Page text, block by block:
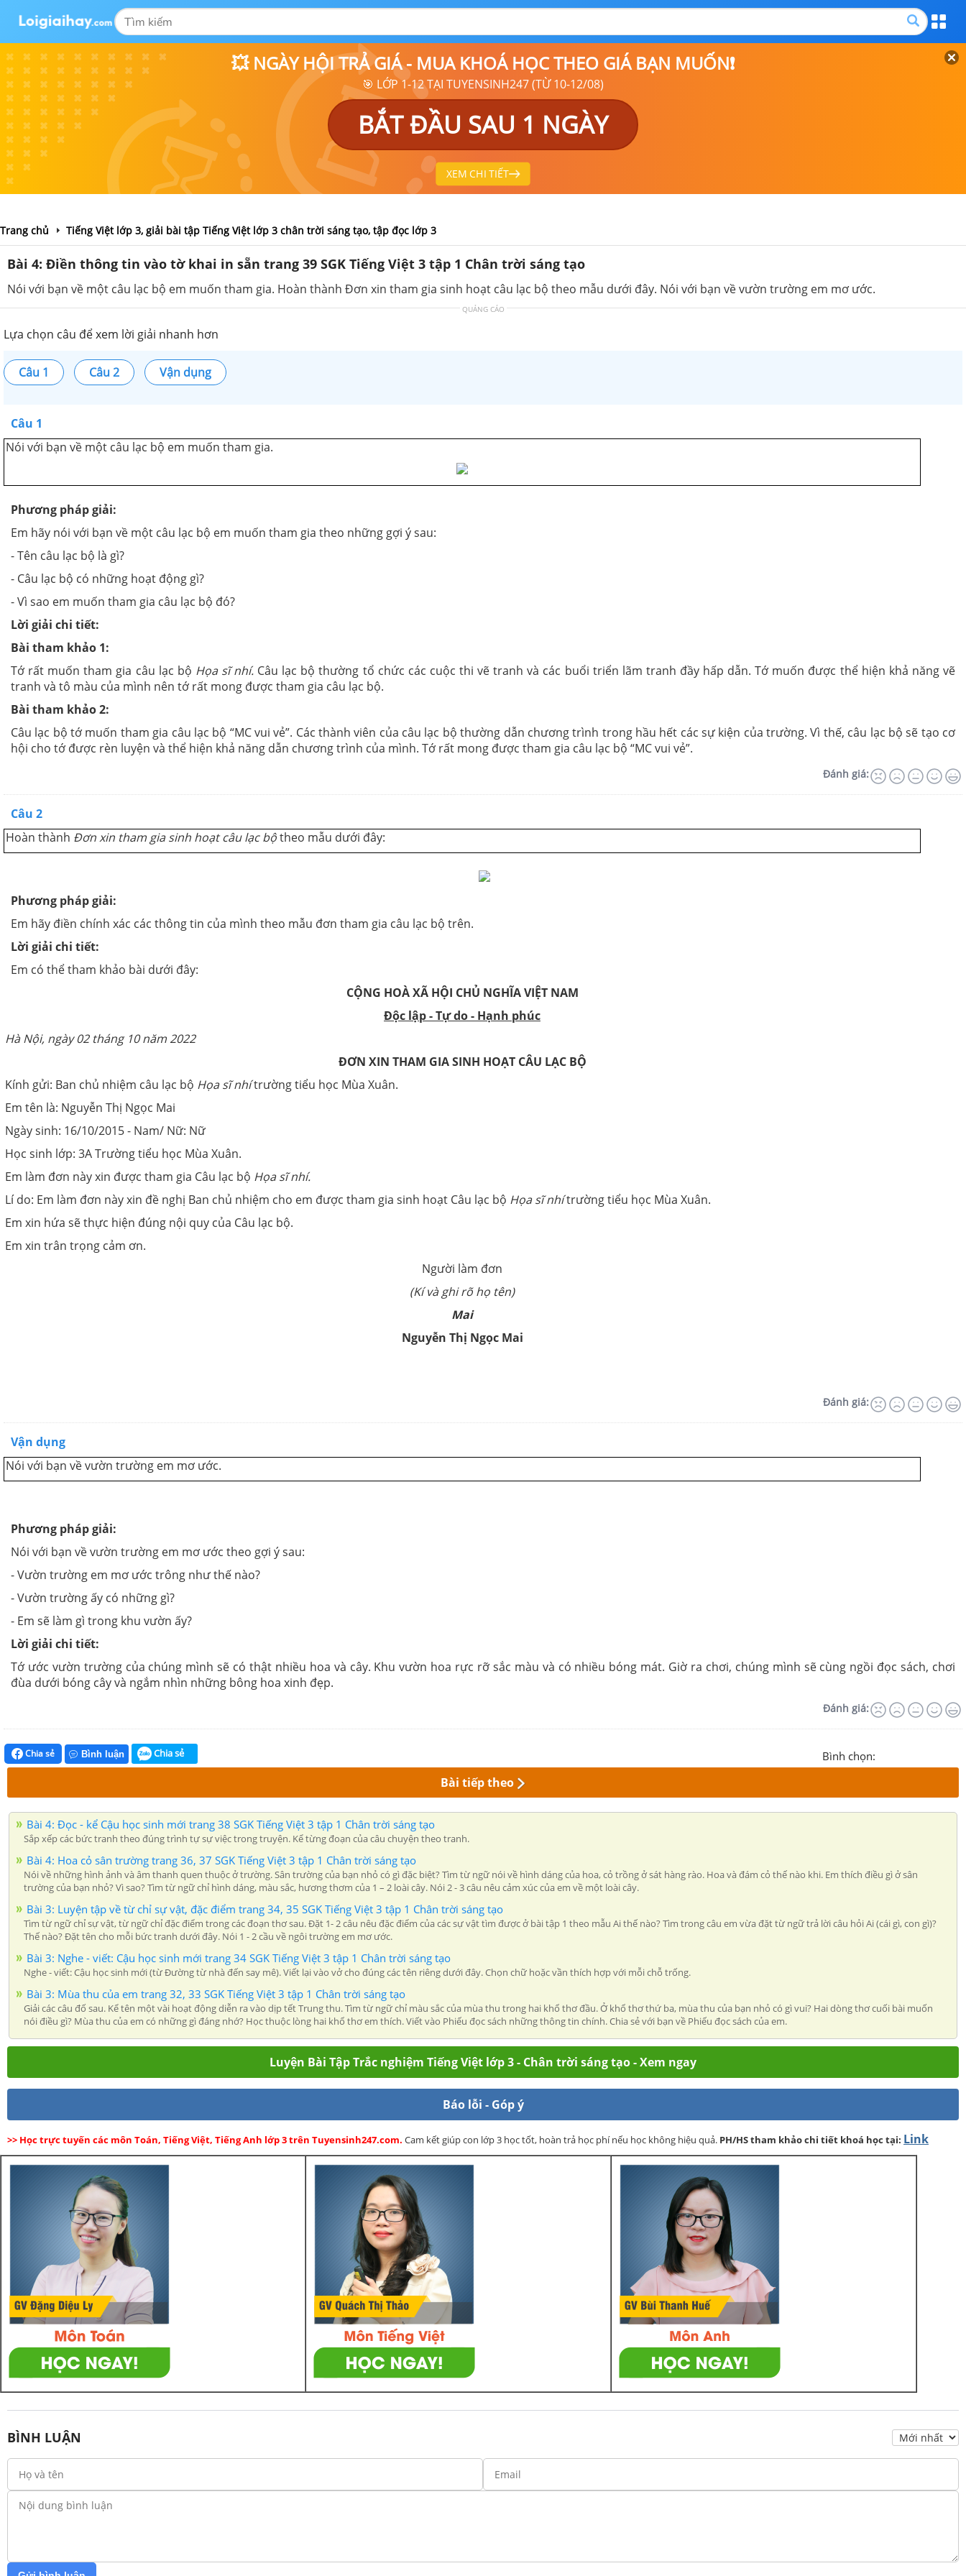
💥 NGÀY HỘI TRẢ GIÁ - MUA KHOÁ HỌC THEO GIÁ BẠN MUỐN❗
🎯 LỚP 1-12 TẠI TUYENSINH247 (TỪ 10-12/08)
BẮT ĐẦU SAU 1 NGÀY
XEM CHI TIẾT
Trang chủ Tiếng Việt lớp 3, giải bài tập Tiếng Việt lớp 3 chân trời sáng tạo, tập đọc lớp 3
Bài 4: Điền thông tin vào tờ khai in sẵn trang 39 SGK Tiếng Việt 3 tập 1 Chân trời sáng tạo
Nói với bạn về một câu lạc bộ em muốn tham gia. Hoàn thành Đơn xin tham gia sinh hoạt câu lạc bộ theo mẫu dưới đây. Nói với bạn về vườn trường em mơ ước.
QUẢNG CÁO
Lựa chọn câu để xem lời giải nhanh hơn
Câu 1 Câu 2 Vận dụng
Câu 1
Nói với bạn về một câu lạc bộ em muốn tham gia.
Phương pháp giải:
Em hãy nói với bạn về một câu lạc bộ em muốn tham gia theo những gợi ý sau:
- Tên câu lạc bộ là gì?
- Câu lạc bộ có những hoạt động gì?
- Vì sao em muốn tham gia câu lạc bộ đó?
Lời giải chi tiết:
Bài tham khảo 1:
Tớ rất muốn tham gia câu lạc bộ Họa sĩ nhí. Câu lạc bộ thường tổ chức các cuộc thi vẽ tranh và các buổi triển lãm tranh đầy hấp dẫn. Tớ muốn được thể hiện khả năng vẽ
tranh và tô màu của mình nên tớ rất mong được tham gia câu lạc bộ.
Bài tham khảo 2:
Câu lạc bộ tớ muốn tham gia câu lạc bộ “MC vui vẻ”. Các thành viên của câu lạc bộ thường dẫn chương trình trong hầu hết các sự kiện của trường. Vì thế, câu lạc bộ sẽ tạo cơ
hội cho tớ được rèn luyện và thể hiện khả năng dẫn chương trình của mình. Tớ rất mong được tham gia câu lạc bộ “MC vui vẻ”.
Đánh giá:
Câu 2
Hoàn thành Đơn xin tham gia sinh hoạt câu lạc bộtheo mẫu dưới đây:
Phương pháp giải:
Em hãy điền chính xác các thông tin của mình theo mẫu đơn tham gia câu lạc bộ trên.
Lời giải chi tiết:
Em có thể tham khảo bài dưới đây:
CỘNG HOÀ XÃ HỘI CHỦ NGHĨA VIỆT NAM
Độc lập - Tự do - Hạnh phúc
Hà Nội, ngày 02 tháng 10 năm 2022
ĐƠN XIN THAM GIA SINH HOẠT CÂU LẠC BỘ
Kính gửi: Ban chủ nhiệm câu lạc bộ Họa sĩ nhítrường tiểu học Mùa Xuân.
Em tên là: Nguyễn Thị Ngọc Mai
Ngày sinh: 16/10/2015 - Nam/ Nữ: Nữ
Học sinh lớp: 3A Trường tiểu học Mùa Xuân.
Em làm đơn này xin được tham gia Câu lạc bộ Họa sĩ nhí.
Lí do: Em làm đơn này xin đề nghị Ban chủ nhiệm cho em được tham gia sinh hoạt Câu lạc bộ Họa sĩ nhítrường tiểu học Mùa Xuân.
Em xin hứa sẽ thực hiện đúng nội quy của Câu lạc bộ.
Em xin trân trọng cảm ơn.
Người làm đơn
(Kí và ghi rõ họ tên)
Mai
Nguyễn Thị Ngọc Mai
Đánh giá:
Vận dụng
Nói với bạn về vườn trường em mơ ước.
Phương pháp giải:
Nói với bạn về vườn trường em mơ ước theo gợi ý sau:
- Vườn trường em mơ ước trông như thế nào?
- Vườn trường ấy có những gì?
- Em sẽ làm gì trong khu vườn ấy?
Lời giải chi tiết:
Tớ ước vườn trường của chúng mình sẽ có thật nhiều hoa và cây. Khu vườn hoa rực rỡ sắc màu và có nhiều bóng mát. Giờ ra chơi, chúng mình sẽ cùng ngồi đọc sách, chơi
đùa dưới bóng cây và ngắm nhìn những bông hoa xinh đẹp.
Đánh giá:
Chia sẻ Bình luận Chia sẻ Bình chọn:
Bài tiếp theo
Bài 4: Đọc - kể Cậu học sinh mới trang 38 SGK Tiếng Việt 3 tập 1 Chân trời sáng tạo
Sắp xếp các bức tranh theo đúng trình tự sự việc trong truyện. Kể từng đoạn của câu chuyện theo tranh.
Bài 4: Hoa cỏ sân trường trang 36, 37 SGK Tiếng Việt 3 tập 1 Chân trời sáng tạo
Nói về những hình ảnh và âm thanh quen thuộc ở trường. Sân trường của bạn nhỏ có gì đặc biệt? Tìm từ ngữ nói về hình dáng của hoa, cỏ trồng ở sát hàng rào. Hoa và đám cỏ thế nào khi. Em thích điều gì ở sân
trường của bạn nhỏ? Vì sao? Tìm từ ngữ chỉ hình dáng, màu sắc, hương thơm của 1 – 2 loài cây. Nói 2 - 3 câu nêu cảm xúc của em về một loài cây.
Bài 3: Luyện tập về từ chỉ sự vật, đặc điểm trang 34, 35 SGK Tiếng Việt 3 tập 1 Chân trời sáng tạo
Tìm từ ngữ chỉ sự vật, từ ngữ chỉ đặc điểm trong các đoạn thơ sau. Đặt 1- 2 câu nêu đặc điểm của các sự vật tìm được ở bài tập 1 theo mẫu Ai thế nào? Tìm trong câu em vừa đặt từ ngữ trả lời câu hỏi Ai (cái gì, con gì)?
Thế nào? Đặt tên cho mỗi bức tranh dưới đây. Nói 1 - 2 cầu về ngôi trường em mơ ước.
Bài 3: Nghe - viết: Cậu học sinh mới trang 34 SGK Tiếng Việt 3 tập 1 Chân trời sáng tạo
Nghe - viết: Cậu học sinh mới (từ Đường từ nhà đến say mê). Viết lại vào vở cho đúng các tên riêng dưới đây. Chọn chữ hoặc vần thích hợp với mỗi chỗ trống.
Bài 3: Mùa thu của em trang 32, 33 SGK Tiếng Việt 3 tập 1 Chân trời sáng tạo
Giải các câu đố sau. Kể tên một vài hoạt động diễn ra vào dịp tết Trung thu. Tìm từ ngữ chỉ màu sắc của mùa thu trong hai khổ thơ đầu. Ở khổ thơ thứ ba, mùa thu của bạn nhỏ có gì vui? Hai dòng thơ cuối bài muốn
nói điều gì? Mùa thu của em có những gì đáng nhớ? Học thuộc lòng hai khổ thơ em thích. Viết vào Phiếu đọc sách những thông tin chính. Chia sẻ với bạn về Phiếu đọc sách của em.
Luyện Bài Tập Trắc nghiệm Tiếng Việt lớp 3 - Chân trời sáng tạo - Xem ngay
Báo lỗi - Góp ý
>> Học trực tuyến các môn Toán, Tiếng Việt, Tiếng Anh lớp 3 trên Tuyensinh247.com. Cam kết giúp con lớp 3 học tốt, hoàn trả học phí nếu học không hiệu quả. PH/HStham khảo chi tiết khoá học tại: Link
BÌNH LUẬN